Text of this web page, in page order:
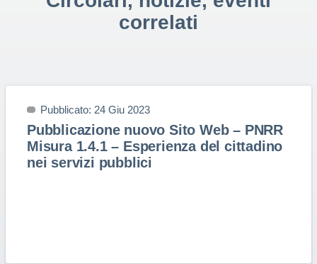
correlati
Pubblicato: 24 Giu 2023
Pubblicazione nuovo Sito Web – PNRR
Misura 1.4.1 – Esperienza del cittadino
nei servizi pubblici